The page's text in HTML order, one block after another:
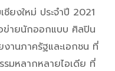
ยงใหม่ ประจำปี 2021
ข่ายนักออกแบบ ศิลปิน
านภาครัฐและเอกชน ที่
รมหลากหลายไอเดีย ที่